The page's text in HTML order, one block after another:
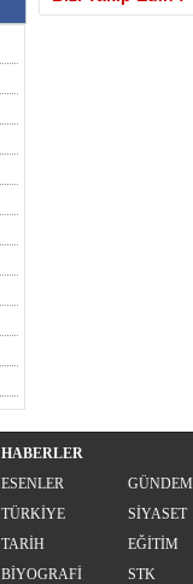
HABERLER
ESENLER
GÜNDEM
TÜRKİYE
SİYASET
TARİH
EĞİTİM
BİYOGRAFİ
STK